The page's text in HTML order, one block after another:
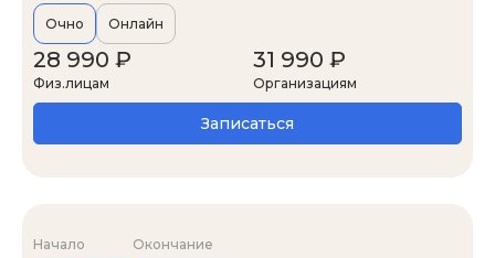
Очно Онлайн
28 990 ₽
Физ.лицам
31 990 ₽
Организациям
Записаться
Начало
Окончание